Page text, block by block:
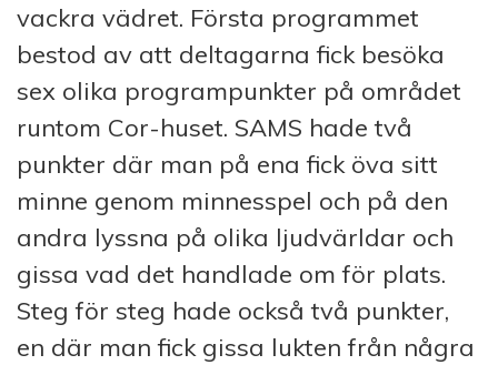
vackra vädret. Första programmet
bestod av att deltagarna fick besöka
sex olika programpunkter på området
runtom Cor-huset. SAMS hade två
punkter där man på ena fick öva sitt
minne genom minnesspel och på den
andra lyssna på olika ljudvärldar och
gissa vad det handlade om för plats.
Steg för steg hade också två punkter,
en där man fick gissa lukten från några